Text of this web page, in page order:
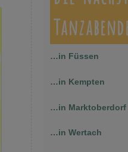
…in Füssen
…in Kempten
…in Marktoberdorf
…in Wertach